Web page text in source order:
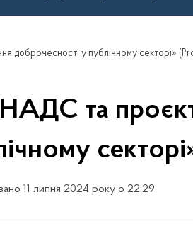
доброчесності у публічному секторі»
та
11 липня 2024 року о 22:29